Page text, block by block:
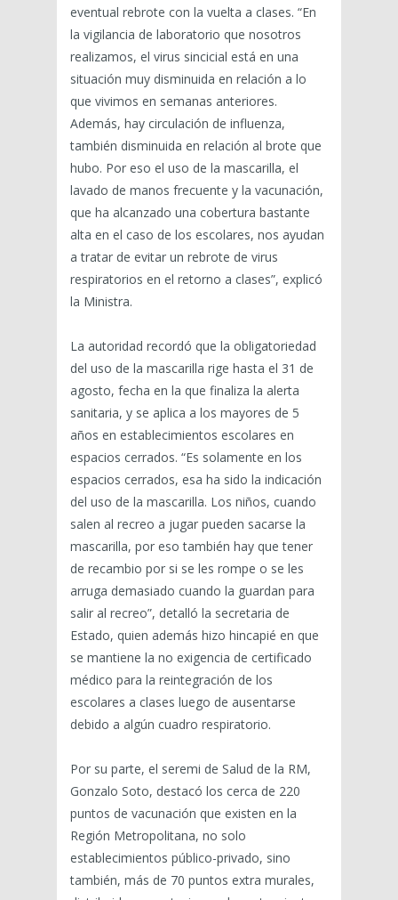
eventual rebrote con la vuelta a clases. “En
la vigilancia de laboratorio que nosotros
realizamos, el virus sincicial está en una
situación muy disminuida en relación a lo
que vivimos en semanas anteriores.
Además, hay circulación de influenza,
también disminuida en relación al brote que
hubo. Por eso el uso de la mascarilla, el
lavado de manos frecuente y la vacunación,
que ha alcanzado una cobertura bastante
alta en el caso de los escolares, nos ayudan
a tratar de evitar un rebrote de virus
respiratorios en el retorno a clases”, explicó
la Ministra.
La autoridad recordó que la obligatoriedad
del uso de la mascarilla rige hasta el 31 de
agosto, fecha en la que finaliza la alerta
sanitaria, y se aplica a los mayores de 5
años en establecimientos escolares en
espacios cerrados. “Es solamente en los
espacios cerrados, esa ha sido la indicación
del uso de la mascarilla. Los niños, cuando
salen al recreo a jugar pueden sacarse la
mascarilla, por eso también hay que tener
de recambio por si se les rompe o se les
arruga demasiado cuando la guardan para
salir al recreo”, detalló la secretaria de
Estado, quien además hizo hincapié en que
se mantiene la no exigencia de certificado
médico para la reintegración de los
escolares a clases luego de ausentarse
debido a algún cuadro respiratorio.
Por su parte, el seremi de Salud de la RM,
Gonzalo Soto, destacó los cerca de 220
puntos de vacunación que existen en la
Región Metropolitana, no solo
establecimientos público-privado, sino
también, más de 70 puntos extra murales,